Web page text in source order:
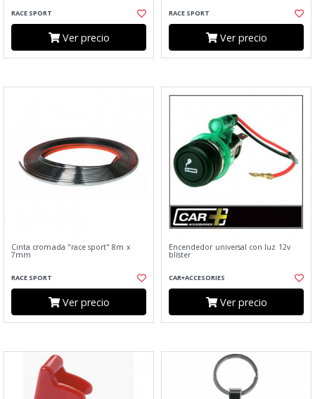
RACE SPORT
Ver precio
RACE SPORT
Ver precio
Cinta cromada "race sport" 8m x
7mm
RACE SPORT
Ver precio
Encendedor universal con luz 12v
blíster
CAR+ACCESORIES
Ver precio